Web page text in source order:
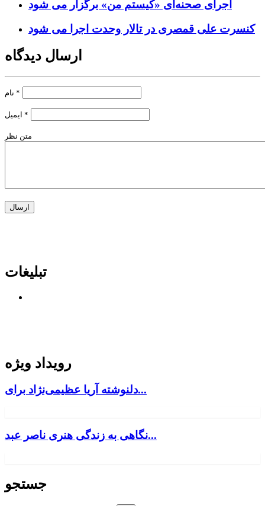
اجرای صحنه‌ای «کیستم من» برگزار می شود
کنسرت علی قمصری در تالار وحدت اجرا می شود
ارسال دیدگاه
*
*
متن نظر
تبلیغات
رویداد ویژه
دلنوشته آریا عظیمی‌نژاد برای...
نگاهی به زندگی هنری ناصر عبد...
جستجو